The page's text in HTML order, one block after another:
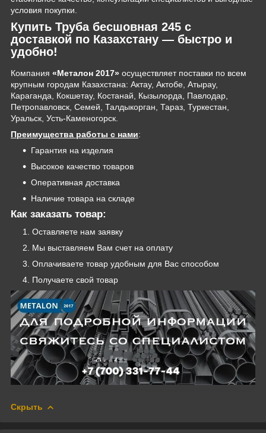
условия покупки.
Купить Труба бесшовная 245 с
доставкой по Казахстану — быстро и
удобно!
Компания «Металон 2017» осуществляет поставки по всем
крупным городам Казахстана: Актау, Актобе, Атырау,
Караганда, Кокшетау, Костанай, Кызылорда, Павлодар,
Петропавловск, Семей, Талдыкорган, Тараз, Туркестан,
Уральск, Усть-Каменогорск.
Преимущества работы с нами:
Гарантия на изделия
Высокое качество товаров
Оперативная доставка
Наличие товара на складе
Как заказать товар:
Оставляете нам заявку
Мы выставляем Вам счет на оплату
Оплачиваете товар удобным для Вас способом
Получаете свой товар
Скрыть